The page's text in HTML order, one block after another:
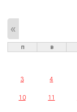
«
п в
3 4
10 11